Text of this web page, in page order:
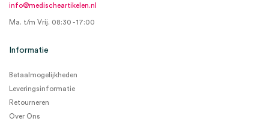
info@medischeartikelen.nl
Ma. t/m Vrij. 08:30 - 17:00
Informatie
Betaalmogelijkheden
Leveringsinformatie
Retourneren
Over Ons